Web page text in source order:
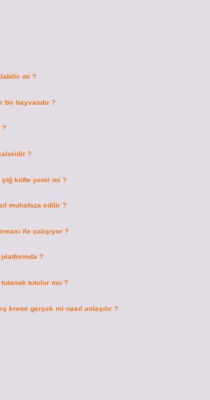
mi ?
bir hayvandır ?
?
?
çiğ köfte yenir mi ?
muhafaza edilir ?
ile çalışıyor ?
?
tutulur mu ?
kremi gerçek mi nasıl anlaşılır ?